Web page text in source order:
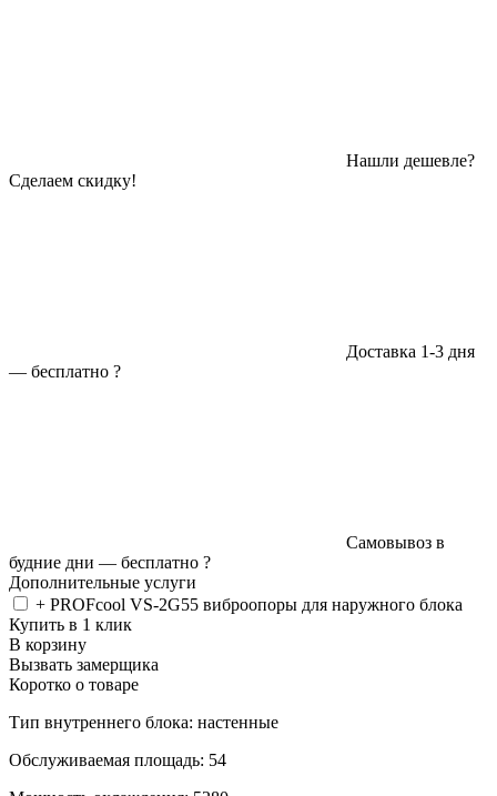
Нашли дешевле?
Сделаем скидку!
Доставка 1-3 дня
— бесплатно ?
Самовывоз в
будние дни — бесплатно ?
Дополнительные услуги
+ PROFcool VS-2G55 виброопоры для наружного блока
Купить в 1 клик
В корзину
Вызвать замерщика
Коротко о товаре
Тип внутреннего блока: настенные
Обслуживаемая площадь: 54